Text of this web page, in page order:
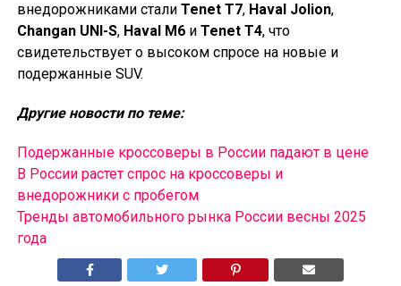
внедорожниками стали Tenet T7, Haval Jolion,
Changan UNI-S, Haval M6и Tenet T4, что
свидетельствует о высоком спросе на новые и
подержанные SUV.
Другие новости по теме:
Подержанные кроссоверы в России падают в цене
В России растет спрос на кроссоверы и
внедорожники с пробегом
Тренды автомобильного рынка России весны 2025
года